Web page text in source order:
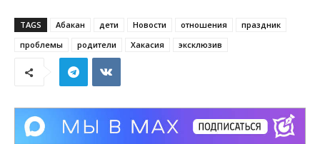
TAGS Абакан дети Новости отношения
праздник
проблемы
родители Хакасия эксклюзив